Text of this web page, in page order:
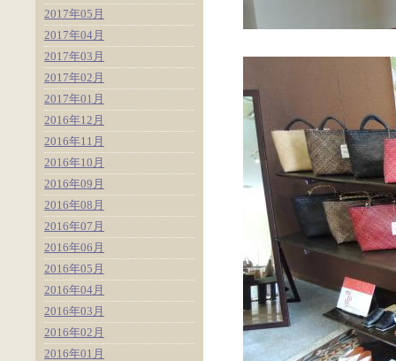
2017年05月
2017年04月
2017年03月
2017年02月
2017年01月
2016年12月
2016年11月
2016年10月
2016年09月
2016年08月
2016年07月
2016年06月
2016年05月
2016年04月
2016年03月
2016年02月
2016年01月